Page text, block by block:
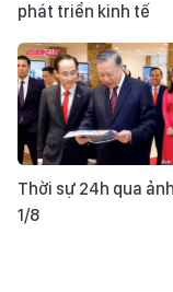
phát triển kinh tế
Thời sự 24h qua
1/8